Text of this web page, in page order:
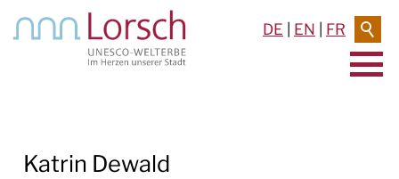
DE EN FR
RATHAUS & SERVICE
Katrin Dewald